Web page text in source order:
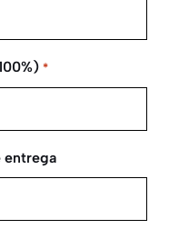
*
entrega